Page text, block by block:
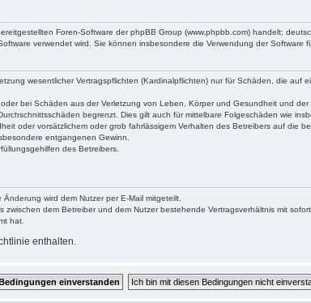
Foren-Software der phpBB Group (www.phpbb.com) handelt;
verwendet wird. Sie können insbesondere die Verwendung der Software
wesentlicher Vertragspflichten (Kardinalpflichten) nur für Schäden, die auf
bei Schäden aus der Verletzung von Leben, Körper und Gesundheit und
begrenzt. Dies gilt auch für mittelbare Folgeschäden wie
oder vorsätzlichem oder grob fahrlässigem Verhalten des Betreibers auf die
entgangenen Gewinn.
des Betreibers.
wird dem Nutzer per E-Mail mitgeteilt.
dem Betreiber und dem Nutzer bestehende Vertragsverhältnis mit
hat.
enthalten.